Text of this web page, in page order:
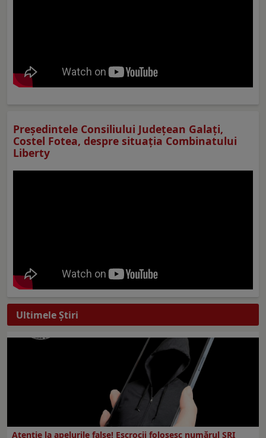
Preşedintele Consiliului Judeţean Galaţi,
Costel Fotea, despre situaţia Combinatului
Liberty
Ultimele Ştiri
Atenție la apelurile false! Escrocii folosesc numărul SRI